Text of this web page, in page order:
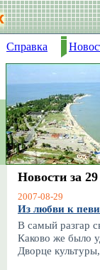
Справка
Новости за 29
2007-08-29
Из любви к
В самый разгар
Каково же было
Дворце